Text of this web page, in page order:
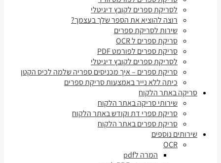
לסריקת ספרים לקובץ דיגיטלי
רוצה להוציא את הספר שלך בעצמך?
שירות לסריקת ספרים
סריקת ספרים ל OCR
סריקת ספרים לפורמט PDF
לסריקת ספרים לקובץ דיגיטלי
סריקת ספרים – איך מכניסים ספריה שלמה לכיס הקטן
כיתה ללא נייר באמצעות סריקת ספרים
סריקה באתר הלקוח
שירותי סריקה באתר הלקוח
סריקת ספרי דת וקודש באתר הלקוח
סריקת ספרים באתר הלקוח
שירותים נוספים
OCR
המרה לpdf